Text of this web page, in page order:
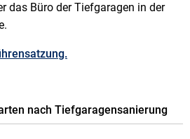
das Büro der Tiefgaragen in der
nach Tiefgaragensanierung